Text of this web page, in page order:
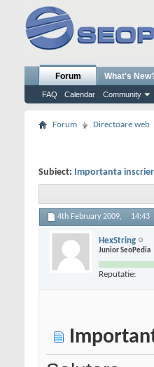
Forum
FAQ Calendar Community
What's
Forum Directoare web
Subiect: Importanta
4th February 2009, 14:43
HexString
Junior SeoPedia
Reputatie: